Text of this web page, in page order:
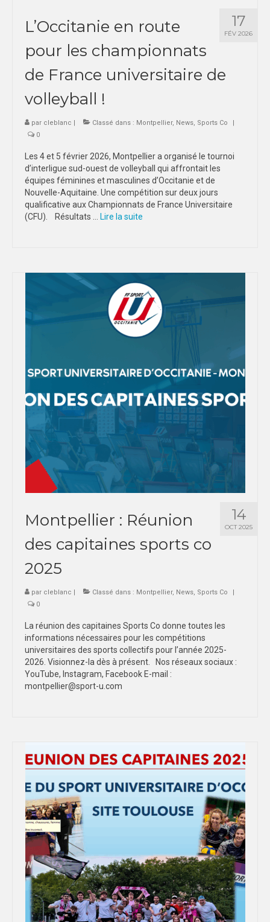
17
FÉV 2026
L’Occitanie en route
pour les championnats
de France universitaire de
volleyball !
par cleblanc | Classé dans : Montpellier, News Sports Co
|
0
Les 4 et 5 février 2026, Montpellier a organisé le tournoi
d’interligue sud-ouest de volleyball qui affrontait les
équipes féminines et masculines d’Occitanie et de
Nouvelle-Aquitaine. Une compétition sur deux jours
qualificative aux Championnats de France Universitaire
(CFU). Résultats … Lire la suite­­
14
OCT 2025
Montpellier : Réunion
des capitaines sports co
2025
par cleblanc | Classé dans : Montpellier, News Sports Co
|
0
La réunion des capitaines Sports Co donne toutes les
informations nécessaires pour les compétitions
universitaires des sports collectifs pour l’année 2025-
2026. Visionnez-la dès à présent. Nos réseaux sociaux :
YouTube, Instagram, Facebook E-mail :
montpellier@sport-u.com